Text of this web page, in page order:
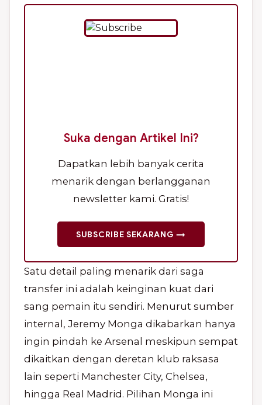
Suka dengan Artikel Ini?
Dapatkan lebih banyak cerita
menarik dengan berlangganan
newsletter kami. Gratis!
SUBSCRIBE SEKARANG →
Satu detail paling menarik dari saga
transfer ini adalah keinginan kuat dari
sang pemain itu sendiri. Menurut sumber
internal, Jeremy Monga dikabarkan hanya
ingin pindah ke Arsenal meskipun sempat
dikaitkan dengan deretan klub raksasa
lain seperti Manchester City, Chelsea,
hingga Real Madrid. Pilihan Monga ini